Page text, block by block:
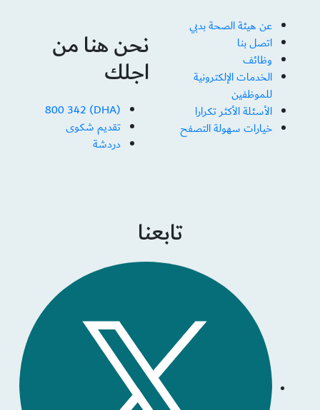
عن هيئة الصحة بدبي
اتصل بنا
وظائف
الخدمات الإلكترونية
للموظفين
الأسئلة الأكثر تكرارا
خيارات سهولة التصفح
نحن هنا من
اجلك
تقديم شكوى
دردشة
تابعنا